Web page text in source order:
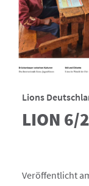
Lions
LION 6/
Veröffentlicht